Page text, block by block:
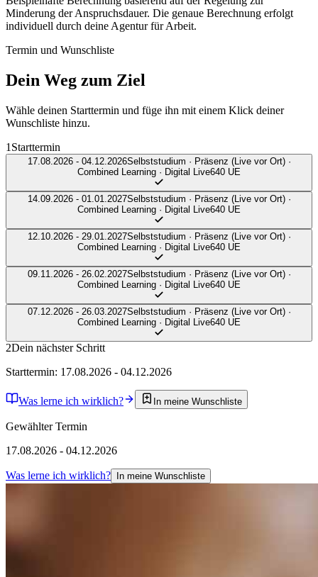
Minderung der Anspruchsdauer. Die genaue Berechnung erfolgt
individuell durch deine Agentur für Arbeit.
Termin und Wunschliste
Dein Weg zum Ziel
Wähle deinen Starttermin und füge ihn mit einem Klick deiner
Wunschliste hinzu.
1 Starttermin
17.08.2026 - 04.12.2026Selbststudium · Präsenz (Live vor Ort) ·
Combined Learning · Digital Live640 UE
14.09.2026 - 01.01.2027Selbststudium · Präsenz (Live vor Ort) ·
Combined Learning · Digital Live640 UE
12.10.2026 - 29.01.2027Selbststudium · Präsenz (Live vor Ort) ·
Combined Learning · Digital Live640 UE
09.11.2026 - 26.02.2027Selbststudium · Präsenz (Live vor Ort) ·
Combined Learning · Digital Live640 UE
07.12.2026 - 26.03.2027Selbststudium · Präsenz (Live vor Ort) ·
Combined Learning · Digital Live640 UE
2Dein nächster Schritt
Starttermin: 17.08.2026 - 04.12.2026
Was lerne ich wirklich? In meine Wunschliste
Gewählter Termin
17.08.2026 - 04.12.2026
Was lerne ich wirklich? In meine Wunschliste